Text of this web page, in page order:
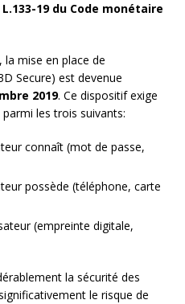
19 du Code monétaire
, la mise en place de
Secure) est devenue
2019. Ce dispositif exige
les trois suivants:
connaît (mot de passe,
possède (téléphone, carte
(empreinte digitale,
la sécurité des
le risque de